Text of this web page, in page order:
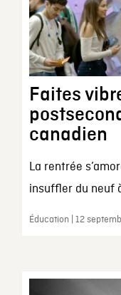
Faites
canadien
La rentrée
insuffler du neuf
Éducation | 12